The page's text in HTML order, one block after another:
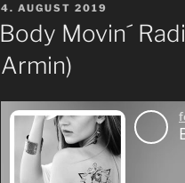
VERÖFFENTLICHT
AM
4. AUGUST 2019
Body Movin´
Armin)